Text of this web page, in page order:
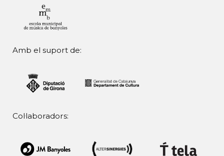
Amb el suport de:
Col·laboradors: